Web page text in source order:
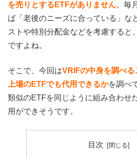
を売りとするETFがありません。毎
ば「老後のニーズに合っている」な
ストや特別分配金などを考慮すると
ですよね。
そこで、今回はVRIFの中身を調べ
上場のETFでも代用できるかを調べ
類似のETFを同じように組み合わせ
用ができそうです。
目次